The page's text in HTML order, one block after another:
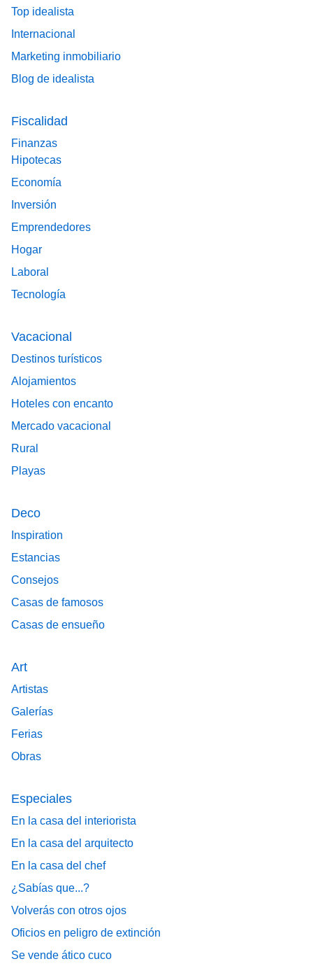
Top idealista
Internacional
Marketing inmobiliario
Blog de idealista
Fiscalidad
Finanzas
Hipotecas
Economía
Inversión
Emprendedores
Hogar
Laboral
Tecnología
Vacacional
Destinos turísticos
Alojamientos
Hoteles con encanto
Mercado vacacional
Rural
Playas
Deco
Inspiration
Estancias
Consejos
Casas de famosos
Casas de ensueño
Art
Artistas
Galerías
Ferias
Obras
Especiales
En la casa del interiorista
En la casa del arquitecto
En la casa del chef
¿Sabías que...?
Volverás con otros ojos
Oficios en peligro de extinción
Se vende ático cuco